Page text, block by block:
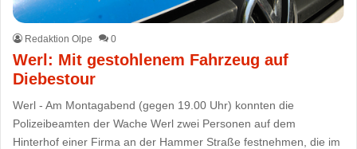
Redaktion Olpe 0
Werl: Mit gestohlenem Fahrzeug auf
Diebestour
Werl - Am Montagabend (gegen 19.00 Uhr) konnten die
Polizeibeamten der Wache Werl zwei Personen auf dem
Hinterhof einer Firma an der Hammer Straße festnehmen, die im